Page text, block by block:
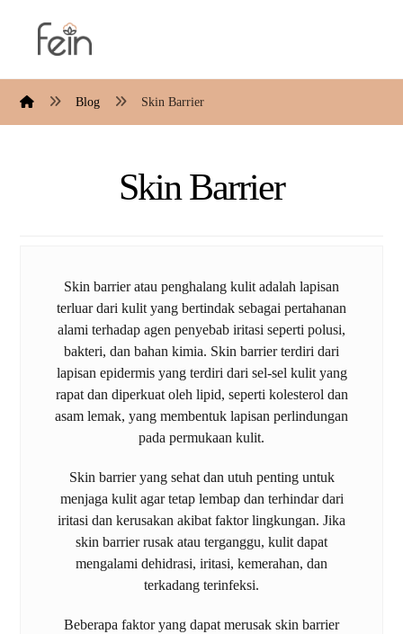
Blog Skin Barrier
Skin Barrier
Skin barrier atau penghalang kulit adalah lapisan
terluar dari kulit yang bertindak sebagai pertahanan
alami terhadap agen penyebab iritasi seperti polusi,
bakteri, dan bahan kimia. Skin barrier terdiri dari
lapisan epidermis yang terdiri dari sel-sel kulit yang
rapat dan diperkuat oleh lipid, seperti kolesterol dan
asam lemak, yang membentuk lapisan perlindungan
pada permukaan kulit.
Skin barrier yang sehat dan utuh penting untuk
menjaga kulit agar tetap lembap dan terhindar dari
iritasi dan kerusakan akibat faktor lingkungan. Jika
skin barrier rusak atau terganggu, kulit dapat
mengalami dehidrasi, iritasi, kemerahan, dan
terkadang terinfeksi.
Beberapa faktor yang dapat merusak skin barrier